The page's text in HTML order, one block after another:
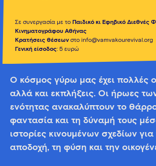
Σε συνεργασία με το Παιδικό κι Εφηβικό Διεθνές
Κινηματογράφου Αθήνας
Κρατήσεις θέσεωνστο info@vamvakourevival.org
Γενική είσοδος: 5 ευρώ
Ο κόσμος γύρω μας έχει πολλές
αλλά και εκπλήξεις. Οι ήρωες
ενότητας ανακαλύπτουν το
φαντασία και τη δύναμή τους
ιστορίες κινουμένων σχεδίων για
αποδοχή, τη φύση και την